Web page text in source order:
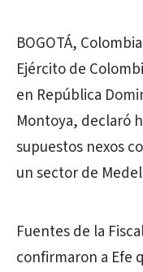
BOGOTÁ,
Ejército de
en República
Montoya, declaró
supuestos nexos
un sector de
Fuentes de la
confirmaron a Efe